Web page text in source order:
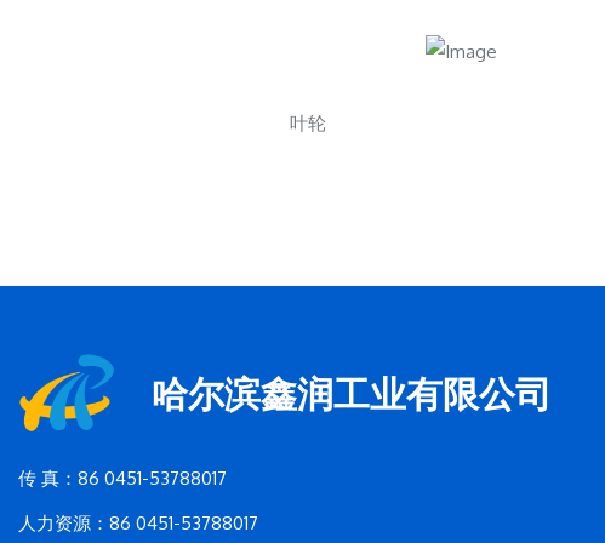
叶轮
哈尔滨鑫润工业有限公司
传 真：86 0451-53788017
人力资源：86 0451-53788017